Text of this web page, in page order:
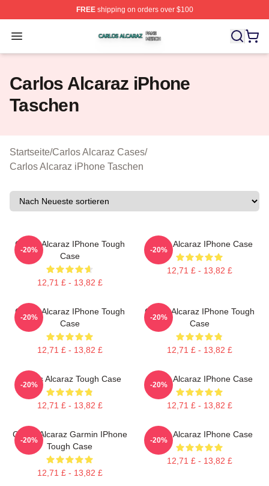
FREEshipping on orders over $100
Open menu
Carlos Alcaraz Shop ⚡️ Officially Licensed Carlos
Carlos Alcaraz iPhone
Taschen
Startseite/Carlos Alcaraz Cases/
Carlos Alcaraz iPhone Taschen
Carlos Alcaraz IPhone Tough
Case
12,71 £ - 13,82 £
-20%
Carlos Alcaraz IPhone Case
12,71 £ - 13,82 £
-20%
Carlos Alcaraz IPhone Tough
Case
12,71 £ - 13,82 £
-20%
Carlos Alcaraz IPhone Tough
Case
12,71 £ - 13,82 £
-20%
Carlos Alcaraz Tough Case
12,71 £ - 13,82 £
-20%
Carlos Alcaraz IPhone Case
12,71 £ - 13,82 £
-20%
Carlos Alcaraz Garmin IPhone
Tough Case
12,71 £ - 13,82 £
-20%
Carlos Alcaraz IPhone Case
12,71 £ - 13,82 £
-20%